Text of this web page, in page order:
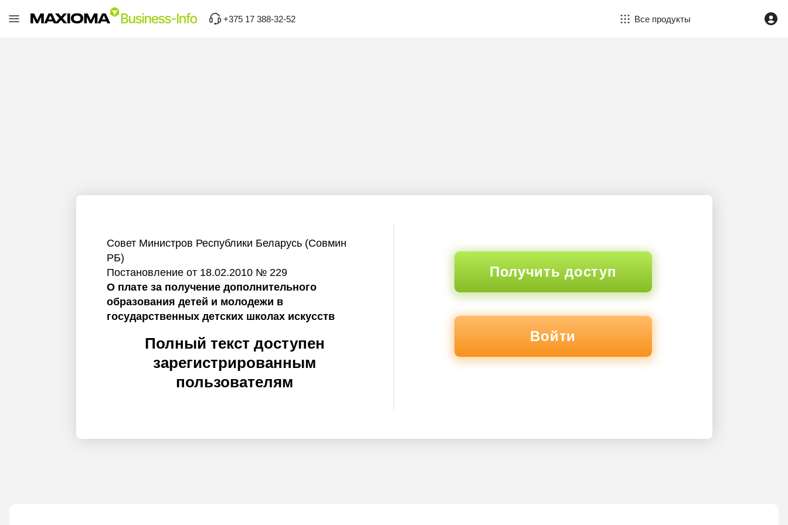
+375 17 388-32-52 Все продукты
Совет Министров Республики Беларусь (Совмин
РБ)
Постановление от 18.02.2010 № 229
О плате за получение дополнительного
образования детей и молодежи в
государственных детских школах искусств
Полный текст доступен
зарегистрированным
пользователям
Получить доступ
Войти